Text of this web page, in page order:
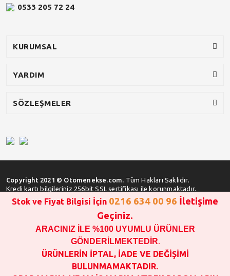
0533 205 72 24
KURUMSAL
YARDIM
SÖZLEŞMELER
Copyright 2021 © Otomenekse.com. Tüm Hakları Saklıdır.
Kredi kartı bilgileriniz 256bit SSL sertifikası ile korunmaktadır.
SATIN ALMA İŞLEMİ YAPMADAN ÖNCE
STOK VE FİYAT BİLGİSİ ALINIZ !!!
1000 TL VE ÜSTÜ SİPARİŞ VERİLEBİLİR!!!
OPAR MARKA VE MAİS MARKA YEDEK PARÇALARIN
GARANTİSİ YOKTUR!!!!!!!!!!!
Stok ve Fiyat Bilgisi İçin 0216 634 00 96 İletişime
Geçiniz.
ARACINIZ İLE %100 UYUMLU ÜRÜNLER
GÖNDERİLMEKTEDİR.
ÜRÜNLERİN İPTAL, İADE VE DEĞİŞİMİ
BULUNMAMAKTADIR.